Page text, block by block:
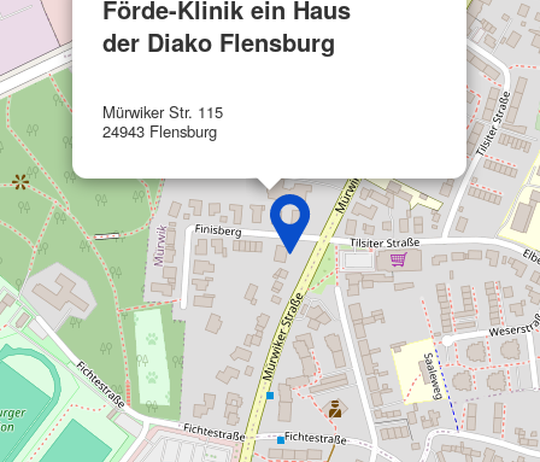
Förde-Klinik ein Haus
der Diako Flensburg
Mürwiker Str. 115
24943 Flensburg
Werbung